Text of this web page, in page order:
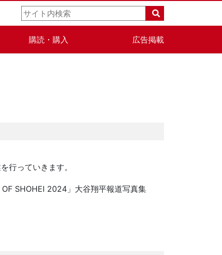
購読・購入 広告掲載
行っていきます。
SHOHEI 2024」大谷翔平報道写真集